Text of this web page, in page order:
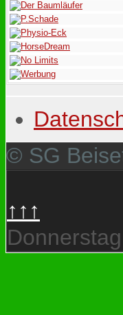
© SG
↑↑↑